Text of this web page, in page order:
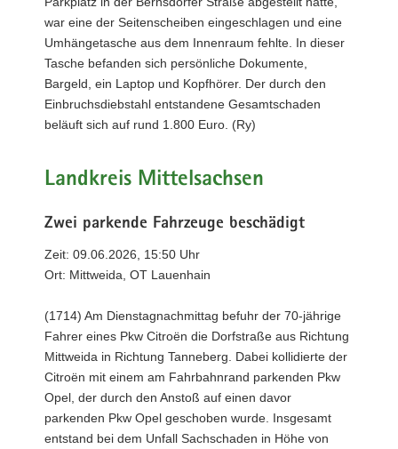
war eine der Seitenscheiben eingeschlagen und eine
Umhängetasche aus dem Innenraum fehlte. In dieser
Tasche befanden sich persönliche Dokumente,
Bargeld, ein Laptop und Kopfhörer. Der durch den
Einbruchsdiebstahl entstandene Gesamtschaden
beläuft sich auf rund 1.800 Euro. (Ry)
Landkreis Mittelsachsen
Zwei parkende Fahrzeuge beschädigt
Zeit: 09.06.2026, 15:50 Uhr
Ort: Mittweida, OT Lauenhain
(1714) Am Dienstagnachmittag befuhr der 70-jährige
Fahrer eines Pkw Citroën die Dorfstraße aus Richtung
Mittweida in Richtung Tanneberg. Dabei kollidierte der
Citroën mit einem am Fahrbahnrand parkenden Pkw
Opel, der durch den Anstoß auf einen davor
parkenden Pkw Opel geschoben wurde. Insgesamt
entstand bei dem Unfall Sachschaden in Höhe von